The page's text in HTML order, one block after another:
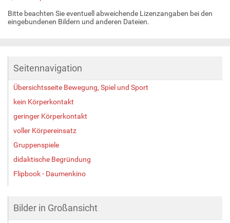
Bitte beachten Sie eventuell abweichende Lizenzangaben bei den
eingebundenen Bildern und anderen Dateien.
Seitennavigation
Übersichtsseite Bewegung, Spiel und Sport
kein Körperkontakt
geringer Körperkontakt
voller Körpereinsatz
Gruppenspiele
didaktische Begründung
Flipbook - Daumenkino
Bilder in Großansicht